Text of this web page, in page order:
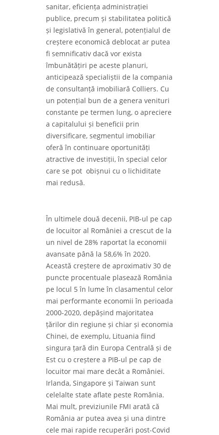
sanitar, eficiența administrației
publice, precum și stabilitatea politică
și legislativă în general, potențialul de
creștere economică deblocat ar putea
fi semnificativ dacă vor exista
îmbunătățiri pe aceste planuri,
anticipează specialiștii de la compania
de consultanță imobiliară Colliers. Cu
un potențial bun de a genera venituri
constante pe termen lung, o apreciere
a capitalului și beneficii prin
diversificare, segmentul imobiliar
oferă în continuare oportunități
atractive de investiții, în special celor
care se pot obișnui cu o lichiditate
mai redusă.
În ultimele două decenii, PIB-ul pe cap
de locuitor al României a crescut de la
un nivel de 28% raportat la economii
avansate până la 58,6% în 2020.
Această creștere de aproximativ 30 de
puncte procentuale plasează România
pe locul 5 în lume în clasamentul celor
mai performante economii în perioada
2000-2020, depășind majoritatea
țărilor din regiune și chiar și economia
Chinei, de exemplu, Lituania fiind
singura țară din Europa Centrală și de
Est cu o creștere a PIB-ul pe cap de
locuitor mai mare decât a României.
Irlanda, Singapore și Taiwan sunt
celelalte state aflate peste România.
Mai mult, previziunile FMI arată că
România ar putea avea și una dintre
cele mai rapide recuperări post-Covid